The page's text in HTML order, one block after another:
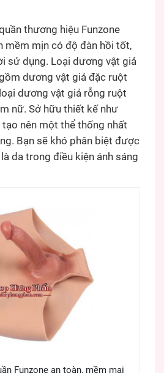
thương hiệu Funzone
mịn có độ đàn hồi tốt,
sử dụng. Loại dương vật giả
dương vật giả đặc ruột
dương vật giả rỗng ruột
nữ. Sở hữu thiết kế như
nên một thể thống nhất
Bạn sẽ khó phân biệt được
da trong điều kiện ánh sáng
Funzone an toàn, mềm mại